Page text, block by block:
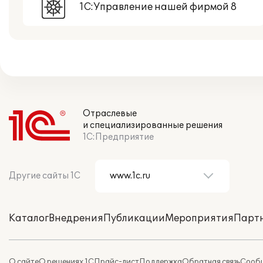
1С:Управление нашей фирмой 8
Отраслевые
и специализированные решения
1С:Предприятие
Другие сайты 1С
КаталогВнедренияПубликацииМероприятия